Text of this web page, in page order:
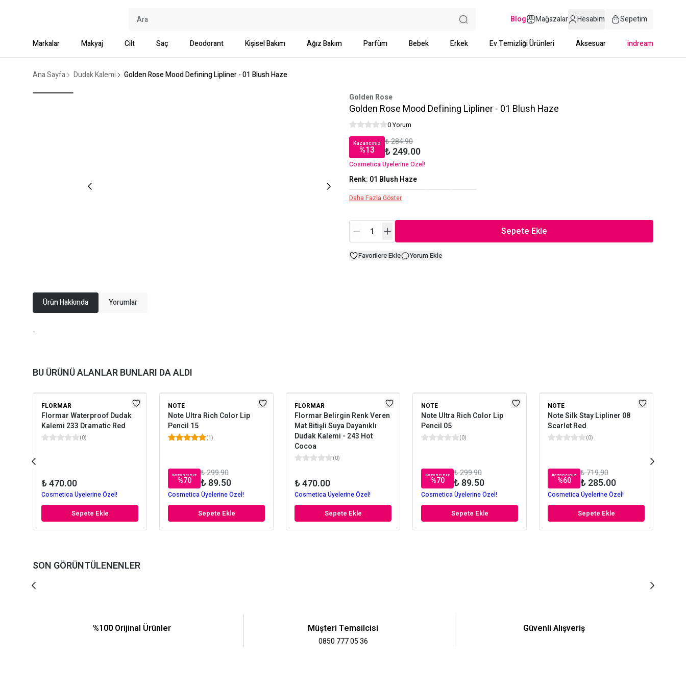
Blog Mağazalar Hesabım Sepetim
Markalar Makyaj Cilt Saç Deodorant Kişisel Bakım Ağız Bakım Parfüm Bebek Erkek Ev Temizliği Ürünleri Aksesuar indream
Ana Sayfa Dudak Kalemi Golden Rose Mood Defining Lipliner - 01 Blush Haze
Golden Rose
Golden Rose Mood Defining Lipliner - 01 Blush Haze
0 Yorum
Kazancınız
%13
₺ 284.90
₺ 249.00
Cosmetica Üyelerine Özel!
Renk: 01 Blush Haze
Daha Fazla Göster
Sepete Ekle
Favorilere Ekle Yorum Ekle
Ürün Hakkında Yorumlar
-
BU ÜRÜNÜ ALANLAR BUNLARI DA ALDI
FLORMAR
Flormar Waterproof Dudak
Kalemi 233 Dramatic Red
(0)
₺ 470.00
Cosmetica Üyelerine Özel!
Sepete Ekle
NOTE
Note Ultra Rich Color Lip
Pencil 15
(1)
Kazancınız
%70
₺ 299.90
₺ 89.50
Cosmetica Üyelerine Özel!
Sepete Ekle
FLORMAR
Flormar Belirgin Renk Veren
Mat Bitişli Suya Dayanıklı
Dudak Kalemi - 243 Hot
Cocoa
(0)
₺ 470.00
Cosmetica Üyelerine Özel!
Sepete Ekle
NOTE
Note Ultra Rich Color Lip
Pencil 05
(0)
Kazancınız
%70
₺ 299.90
₺ 89.50
Cosmetica Üyelerine Özel!
Sepete Ekle
NOTE
Note Silk Stay Lipliner 08
Scarlet Red
(0)
Kazancınız
%60
₺ 719.90
₺ 285.00
Cosmetica Üyelerine Özel!
Sepete Ekle
SON GÖRÜNTÜLENENLER
%100 Orijinal Ürünler Müşteri Temsilcisi
0850 777 05 36
Güvenli Alışveriş